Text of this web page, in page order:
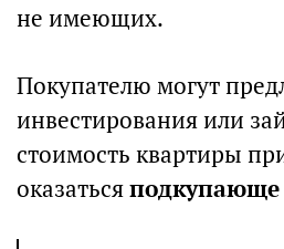
не имеющих.
Покупателю могут
инвестирования или
стоимость квартиры
оказатьсяподкупающе